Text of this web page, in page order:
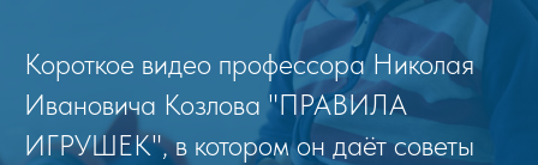
Короткое видео профессора Николая
Ивановича Козлова "ПРАВИЛА
ИГРУШЕК", в котором он даёт советы